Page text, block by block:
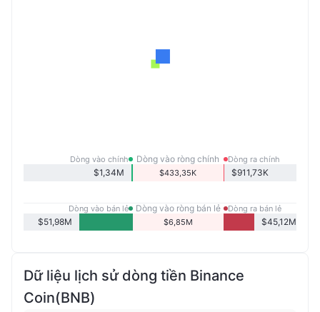
Dòng vào chính
$1,34M
Dòng vào ròng chính
$433,35K
Dòng ra chính
$911,73K
Dòng vào bán lẻ
$51,98M
Dòng vào ròng bán lẻ
$6,85M
Dòng ra bán lẻ
$45,12M
Dữ liệu lịch sử dòng tiền Binance
Coin(BNB)